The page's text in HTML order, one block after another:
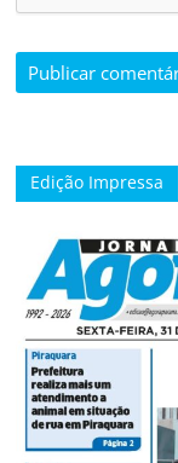
Edição Impressa